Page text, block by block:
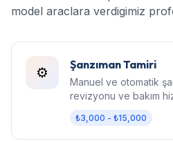
model araclara verdigimiz
⚙️ Şanzıman Tamiri
Manuel ve otomatik
revizyonu ve bakım
₺3,000 - ₺15,000